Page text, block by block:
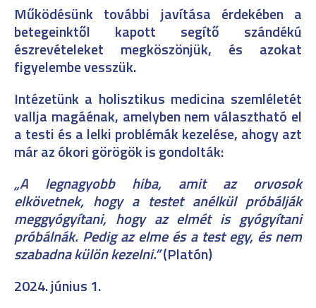
Működésünk további javítása érdekében a
betegeinktől kapott segítő szándékú
észrevételeket megköszönjük, és azokat
figyelembe vesszük.
Intézetünk a holisztikus medicina szemléletét
vallja magáénak, amelyben nem választható el
a testi és a lelki problémák kezelése, ahogy azt
már az ókori görögök is gondolták:
„A legnagyobb hiba, amit az orvosok
elkövetnek, hogy a testet anélkül próbálják
meggyógyítani, hogy az elmét is gyógyítani
próbálnák. Pedig az elme és a test egy, és nem
szabadna külön kezelni.”(Platón)
2024. június 1.